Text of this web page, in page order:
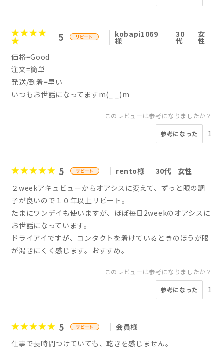
5 kobapi1069
様
30
代
女
性
価格=Good
注文=簡単
発送/到着=早い
いつもお世話になってますm(_ _)m
このレビューは参考になりましたか？
参考になった 1
5 rento様 30代
女性
２weekアキュビューからオアシスに変えて、ずっと眼の調
子が良いので１０年以上リピート。
たまにワンデイも使いますが、ほぼ毎日2weekのオアシスに
お世話になっています。
ドライアイですが、コンタクトを着けているときのほうが眼
が渇きにくく感じます。おすすめ。
このレビューは参考になりましたか？
参考になった 1
5
会員様
仕事で長時間つけていても、乾きを感じません。